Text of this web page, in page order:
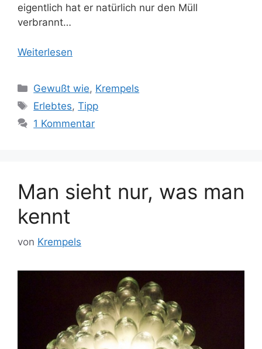
eigentlich hat er natürlich nur den Müll
verbrannt…
Weiterlesen
Kategorien
Gewußt wie, Krempels
Schlagwörter
Erlebtes,Tipp
1 Kommentar
Man sieht nur, was man
kennt
von Krempels